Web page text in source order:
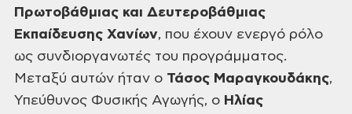
Πρωτοβάθμιας και Δευτεροβάθμιας
Εκπαίδευσης Χανίων, που έχουν ενεργό ρόλο
ως συνδιοργανωτές του προγράμματος.
Μεταξύ αυτών ήταν ο Τάσος Μαραγκουδάκης,
Υπεύθυνος Φυσικής Αγωγής, ο Ηλίας